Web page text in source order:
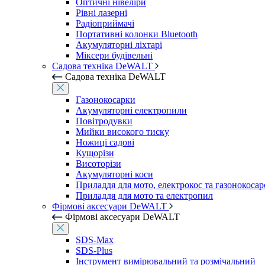
Оптичні нівеліри
Рівні лазерні
Радіоприймачі
Портативні колонки Bluetooth
Акумуляторні ліхтарі
Міксери будівельні
Садова техніка DeWALT
Садова техніка DeWALT
Газонокосарки
Акумуляторні електропили
Повітродувки
Мийки високого тиску
Ножиці садові
Кущорізи
Висоторізи
Акумуляторні коси
Приладдя для мото, електрокос та
Приладдя для мото та електропил
Фірмові аксесуари DeWALT
Фірмові аксесуари DeWALT
SDS-Max
SDS-Plus
Інструмент вимірювальний та розмічальний